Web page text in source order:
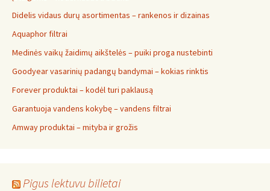
Didelis vidaus durų asortimentas – rankenos ir dizainas
Aquaphor filtrai
Medinės vaikų žaidimų aikštelės – puiki proga nustebinti
Goodyear vasarinių padangų bandymai – kokias rinktis
Forever produktai – kodėl turi paklausą
Garantuoja vandens kokybę – vandens filtrai
Amway produktai – mityba ir grožis
Pigus lektuvu bilietai